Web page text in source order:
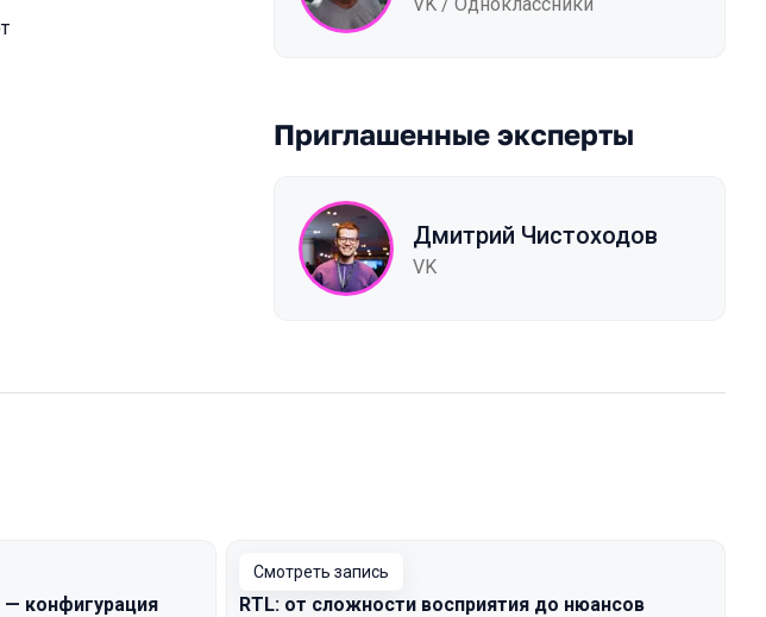
Приглашенные эксперты
Дмитрий Чистоходов
VK
конфигурация
Смотреть запись
RTL: от сложности восприятия до нюансов